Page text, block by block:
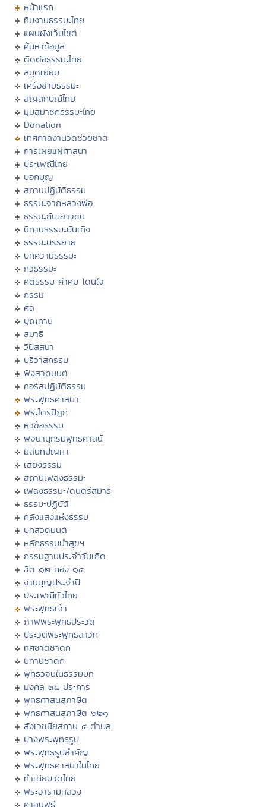
หน้าแรก
ทีมงานธรรมะไทย
แผนผังเว็บไซต์
ค้นหาข้อมูล
ติดต่อธรรมะไทย
สมุดเยี่ยม
เครือข่ายธรรมะ
สัญลักษณ์ไทย
มุมสมาชิกธรรมะไทย
Donation
เทศกาลงานวัดช่วยชาติ
การเผยแผ่ศาสนา
ประเพณีไทย
บอกบุญ
สถานปฏิบัติธรรม
ธรรมะจากหลวงพ่อ
ธรรมะกับเยาวชน
นิทานธรรมะบันเทิง
ธรรมะบรรยาย
บทความธรรมะ
กวีธรรมะ
คติธรรม คำคม โดนใจ
กรรม
ศีล
บุญทาน
สมาธิ
วิปัสสนา
ปริวาสกรรม
ฟังสวดมนต์
คอร์สปฏิบัติธรรม
พระพุทธศาสนา
พระไตรปิฏก
หัวข้อธรรม
พจนานุกรมพุทธศาสน์
มิลินทปัญหา
เสียงธรรม
สถานีเพลงธรรมะ
เพลงธรรมะ/ดนตรีสมาธิ
ธรรมะปฏิบัติ
คลังแสงแห่งธรรม
บทสวดมนต์
หลักธรรมนำสุขฯ
กรรมฐานประจำวันเกิด
ฮีต ๑๒ คอง ๑๔
งานบุญประจำปี
ประเพณีทั่วไทย
พระพุทธเจ้า
ภาพพระพุทธประวัติ
ประวัติพระพุทธสาวก
ทศชาติชาดก
นิทานชาดก
พุทธวจนในธรรมบท
มงคล ๓๘ ประการ
พุทธศาสนสุภาษิต
พุทธศาสนสุภาษิต ๖๒๑
สังเวชนียสถาน ๔ ตำบล
ปางพระพุทธรูป
พระพุทธรูปสำคัญ
พระพุทธศาสนาในไทย
ทำเนียบวัดไทย
พระอารามหลวง
ศาสนพิธี